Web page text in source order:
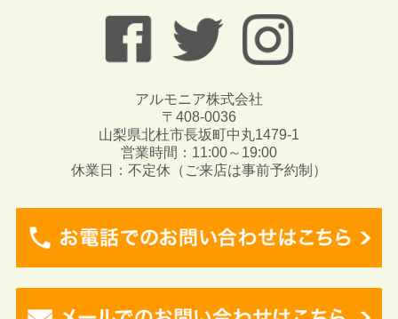
アルモニア株式会社
〒408-0036
山梨県北杜市長坂町中丸1479-1
営業時間：11:00～19:00
休業日：不定休（ご来店は事前予約制）